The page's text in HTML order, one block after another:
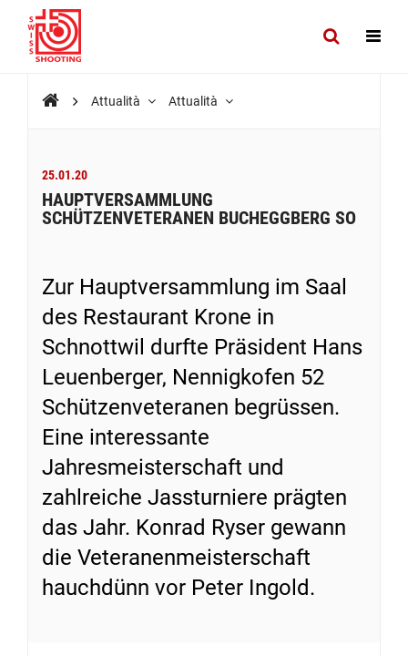
Attualità Attualità
25.01.20
HAUPTVERSAMMLUNG
SCHÜTZENVETERANEN BUCHEGGBERG SO
Zur Hauptversammlung im Saal
des Restaurant Krone in
Schnottwil durfte Präsident Hans
Leuenberger, Nennigkofen 52
Schützenveteranen begrüssen.
Eine interessante
Jahresmeisterschaft und
zahlreiche Jassturniere prägten
das Jahr. Konrad Ryser gewann
die Veteranenmeisterschaft
hauchdünn vor Peter Ingold.